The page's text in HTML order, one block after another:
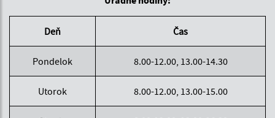
Deň Čas
Pondelok 8.00-12.00, 13.00-14.30
Utorok 8.00-12.00, 13.00-15.00